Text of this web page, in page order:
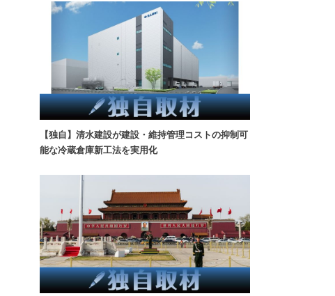
【独自】清水建設が建設・維持管理コストの抑制可
能な冷蔵倉庫新工法を実用化